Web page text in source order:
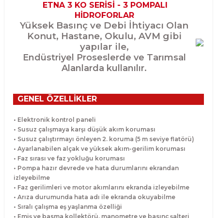
ETNA 3 KO SERİSİ - 3 POMPALI
HİDROFORLAR
Yüksek Basınç ve Debi İhtiyacı Olan
Konut, Hastane, Okulu, AVM gibi
yapılar ile,
Endüstriyel Proseslerde ve Tarımsal
Alanlarda kullanılır.
GENEL ÖZELLİKLER
• Elektronik kontrol paneli
• Susuz çalışmaya karşı düşük akım koruması
• Susuz çalıştırmayı önleyen 2. koruma (5 m seviye flatörü)
• Ayarlanabilen alçak ve yüksek akım-gerilim koruması
• Faz sırası ve faz yokluğu koruması
• Pompa hazır devrede ve hata durumlarını ekrandan
izleyebilme
• Faz gerilimleri ve motor akımlarını ekranda izleyebilme
• Arıza durumunda hata adı ile ekranda okuyabilme
• Sıralı çalışma eş yaşlanma özelliği
• Emiş ve basma kollektörü, manometre ve basınç şalteri